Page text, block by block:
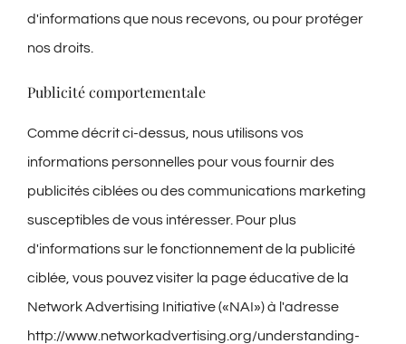
d'informations que nous recevons, ou pour protéger
nos droits.
Publicité comportementale
Comme décrit ci-dessus, nous utilisons vos
informations personnelles pour vous fournir des
publicités ciblées ou des communications marketing
susceptibles de vous intéresser. Pour plus
d'informations sur le fonctionnement de la publicité
ciblée, vous pouvez visiter la page éducative de la
Network Advertising Initiative («NAI») à l'adresse
http://www.networkadvertising.org/understanding-